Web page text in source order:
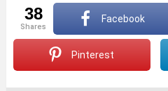
38
shares
Facebook
Pinterest